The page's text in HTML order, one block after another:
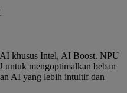
khusus Intel, AI Boost. NPU
mengoptimalkan beban
AI yang lebih intuitif dan